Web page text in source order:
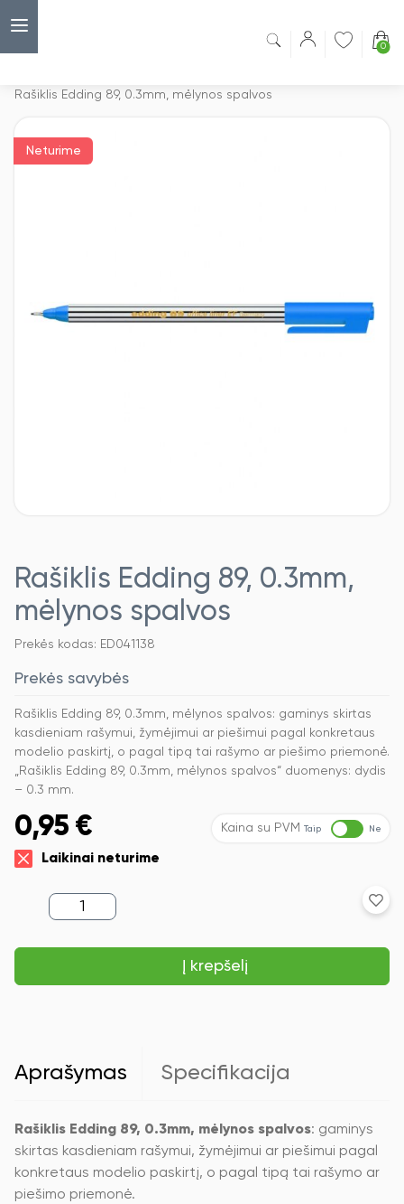
0
Rašiklis Edding 89, 0.3mm, mėlynos spalvos
Neturime
Rašiklis Edding 89, 0.3mm,
mėlynos spalvos
Prekės kodas: ED041138
Prekės savybės
Rašiklis Edding 89, 0.3mm, mėlynos spalvos: gaminys skirtas
kasdieniam rašymui, žymėjimui ar piešimui pagal konkretaus
modelio paskirtį, o pagal tipą tai rašymo ar piešimo priemonė.
„Rašiklis Edding 89, 0.3mm, mėlynos spalvos“ duomenys: dydis
– 0.3 mm.
0,95 € Kaina su PVM Taip Ne
Laikinai neturime
produkto
kiekis:
Edding
0.3mm,
Į krepšelį
Aprašymas Specifikacija
Rašiklis Edding 89, 0.3mm, mėlynos spalvos: gaminys
skirtas kasdieniam rašymui, žymėjimui ar piešimui pagal
konkretaus modelio paskirtį, o pagal tipą tai rašymo ar
piešimo priemonė.